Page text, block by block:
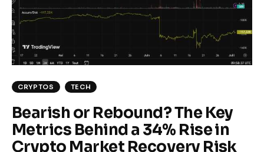
Climate
Tech
Shop
CRYPTOS TECH
Bearish or Rebound? The Key
Metrics Behind a 34% Rise in
Crypto Market Recovery Risk